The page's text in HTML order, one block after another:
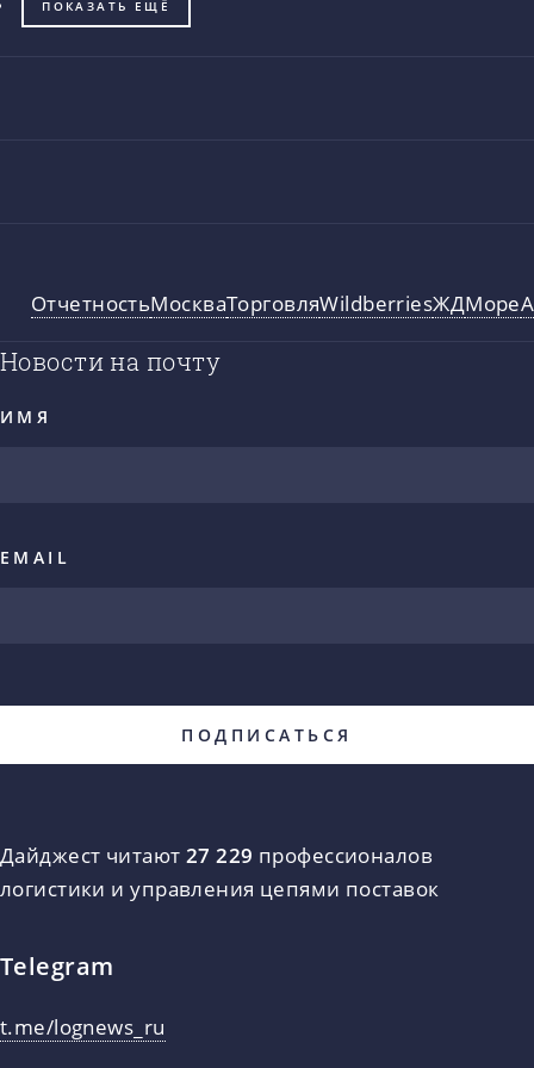
ПОКАЗАТЬ ЕЩЁ
ОтчетностьМоскваТорговляWildberriesЖДМоре
Новости на почту
ИМЯ
EMAIL
Дайджест читают 27 229 профессионалов
логистики и управления цепями поставок
Telegram
t.me/lognews_ru